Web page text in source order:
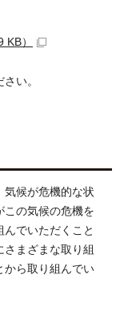
）
い。
気候が危機的な状
この気候の危機を
んでいただくこと
まざまな取り組
から取り組んでい